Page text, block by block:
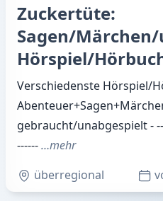
Zuckertüte:
Sagen/Märchen/
Hörspiel/
Verschiedenste Hörspiel/
gebraucht/unabgespielt -
------…mehr
überregional